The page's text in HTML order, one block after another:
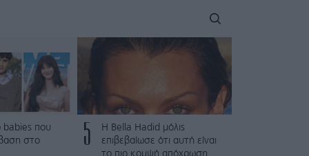
babies που
στο
5
Η Bella Hadid μόλις
επιβεβαίωσε ότι αυτή είναι
το πιο κομψή απόχρωση